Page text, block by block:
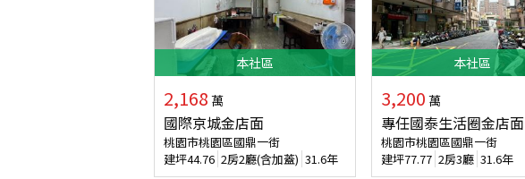
本社區
2,168 萬
國際京城金店面
桃園市桃園區國鼎一街
建坪44.76 2房2廳(含加蓋) 31.6年
本社區
3,200 萬
專任國泰生活圈金店面
桃園市桃園區國鼎一街
建坪77.77 2房3廳 31.6年